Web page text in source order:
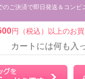
ご決済で即日発送＆コンビ
円（税込）以上のお
カートには何も入
ウ